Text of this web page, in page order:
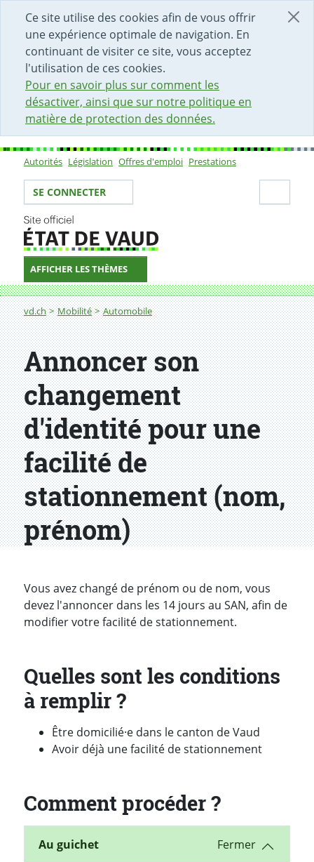
Ce site utilise des cookies afin de vous offrir
une expérience optimale de navigation. En
continuant de visiter ce site, vous acceptez
l'utilisation de ces cookies.
Pour en savoir plus sur comment les
désactiver, ainsi que sur notre politique en
matière de protection des données.
DÉBUT DU CONTENU DE LA PAGE
ACCÈS AU CHAMP DE RECHERCHE
PAGE D'ACCUEIL
FORMULAIRE DE CONTACT
Sous-navigation
Autorités Législation Offres d'emploi Prestations
Votre identité
SE CONNECTER
AFFICHER LES THÈMES
Fil d'Ariane
vd.ch Mobilité Automobile
Annoncer son changement d'identité pour une
Annoncer son
changement
d'identité pour une
facilité de
stationnement (nom,
prénom)
Introduction
Vous avez changé de prénom ou de nom, vous
devez l'annoncer dans les 14 jours au SAN, afin de
modifier votre facilité de stationnement.
Quelles sont les conditions
à remplir ?
Être domicilié·e dans le canton de Vaud
Avoir déjà une facilité de stationnement
Comment procéder ?
Au guichet